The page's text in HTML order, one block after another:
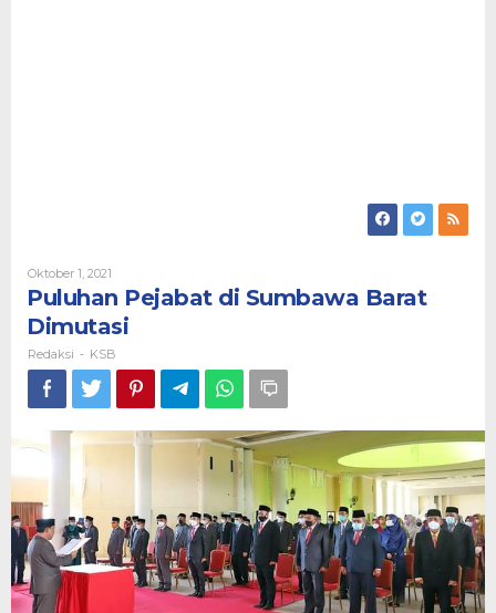
Oktober 1, 2021
Redaksi
Puluhan Pejabat di Sumbawa Barat
Dimutasi
Redaksi - KSB